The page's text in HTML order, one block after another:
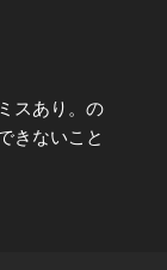
スあり。の
きないこと